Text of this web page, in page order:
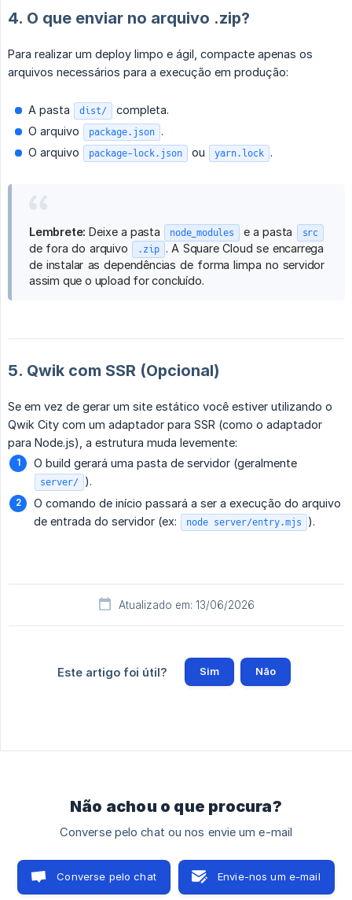
4. O que enviar no arquivo .zip?
Para realizar um deploy limpo e ágil, compacte apenas os
arquivos necessários para a execução em produção:
A pasta dist/
completa.
O arquivo
package.json .
O arquivo
package-lock.json ou yarn.lock .
Lembrete: Deixe a pasta node_modules e a pasta src
de fora do arquivo .zip . A Square Cloud se encarrega
de instalar as dependências de forma limpa no servidor
assim que o upload for concluído.
5. Qwik com SSR (Opcional)
Se em vez de gerar um site estático você estiver utilizando o
Qwik City com um adaptador para SSR (como o adaptador
para Node.js), a estrutura muda levemente:
O build gerará uma pasta de servidor (geralmente
server/ ).
O comando de início passará a ser a execução do arquivo
de entrada do servidor (ex:
node server/entry.mjs ).
Atualizado em: 13/06/2026
Este artigo foi útil? Sim Não
Não achou o que procura?
Converse pelo chat ou nos envie um e-mail
Converse pelo chat Envie-nos um e-mail